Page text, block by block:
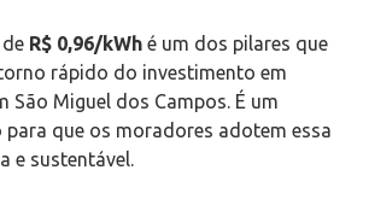
R$ 0,96/kWh é um dos pilares que
rápido do investimento em
São Miguel dos Campos. É um
que os moradores adotem essa
e sustentável.